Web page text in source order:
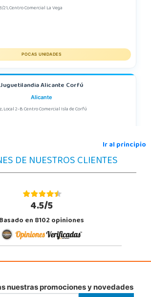
21, Centro Comercial La Vega
POCAS UNIDADES
Juguetilandia Alicante Corfú
Alicante
Local 2-B. Centro Comercial Isla de Corfú
Jerez de la Frontera
Cádiz
Juguetilandia San Juan
Ir al principio
DE NUESTROS CLIENTES
4.5/5
Basado en 8102 opiniones
nuestras promociones y novedades